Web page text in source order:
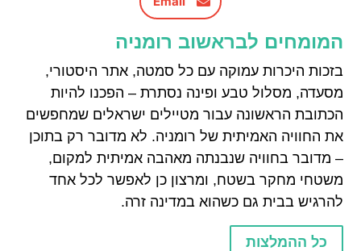
המומחים לבראשוב רומניה
בזכות היכרות עמוקה עם כל סמטה, אתר היסטורי,
מסעדה, מסלול טבע ופינה נסתרת – הפכנו להיות
הכתובת הראשונה עבור מטיילים ישראלים שמחפשים
את החוויה האמיתית של רומניה. לא מדובר רק בתוכן
– מדובר בחוויה שנבנתה מאהבה אמיתית למקום,
משטחי מחקר בשטח, ומרצון כן לאפשר לכל אחד
להרגיש בבית גם כשהוא במדינה זרה.
כל ההמלצות